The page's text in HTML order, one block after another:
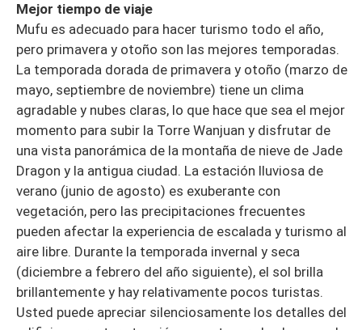
Mejor tiempo de viaje
Mufu es adecuado para hacer turismo todo el año,
pero primavera y otoño son las mejores temporadas.
La temporada dorada de primavera y otoño (marzo de
mayo, septiembre de noviembre) tiene un clima
agradable y nubes claras, lo que hace que sea el mejor
momento para subir la Torre Wanjuan y disfrutar de
una vista panorámica de la montaña de nieve de Jade
Dragon y la antigua ciudad. La estación lluviosa de
verano (junio de agosto) es exuberante con
vegetación, pero las precipitaciones frecuentes
pueden afectar la experiencia de escalada y turismo al
aire libre. Durante la temporada invernal y seca
(diciembre a febrero del año siguiente), el sol brilla
brillantemente y hay relativamente pocos turistas.
Usted puede apreciar silenciosamente los detalles del